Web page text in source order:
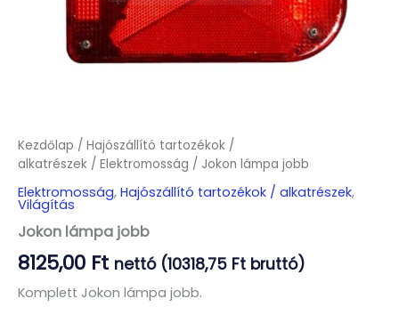
Kezdőlap / Hajószállító tartozékok /
alkatrészek / Elektromosság / Jokon lámpa jobb
Elektromosság, Hajószállító tartozékok / alkatrészek,
Világítás
Jokon lámpa jobb
8125,00 Ft nettó (10318,75 Ft bruttó)
Komplett Jokon lámpa jobb.